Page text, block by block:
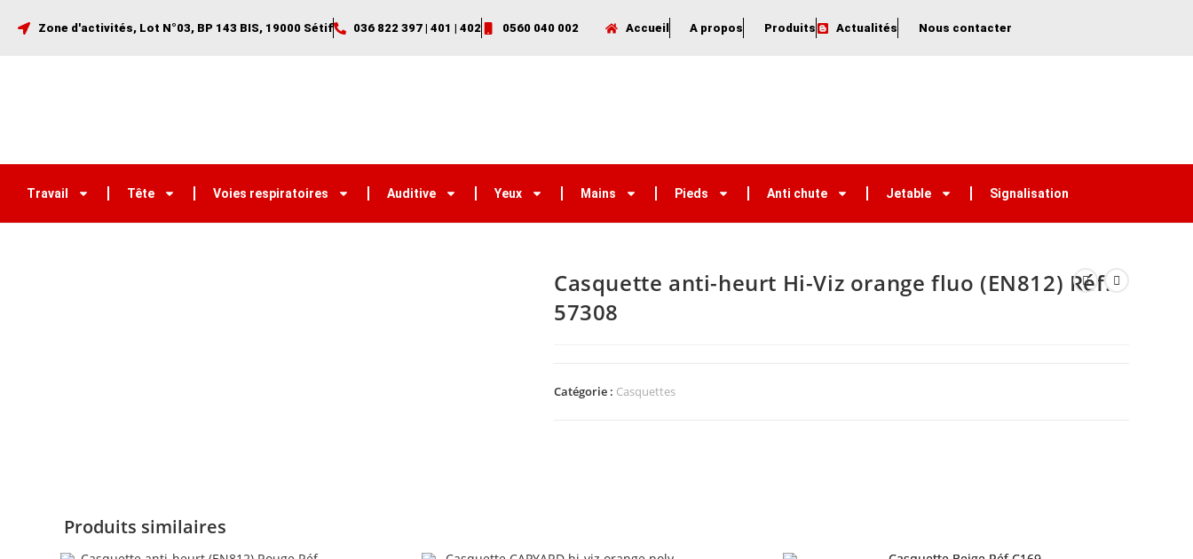
Zone d'activités, Lot N°03, BP 143 BIS, 19000 Sétif 036 822 397 | 401 | 402 0560 040 002 Accueil A propos Produits Actualités Nous contacter
Travail Tête Voies respiratoires Auditive Yeux Mains Pieds Anti chute Jetable Signalisation
Casquette anti-heurt Hi-Viz orange fluo (EN812) Réf.
57308
Catégorie : Casquettes
Produits similaires